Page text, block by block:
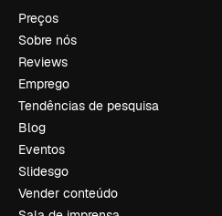
Preços
Sobre nós
Reviews
Emprego
Tendências de pesquisa
Blog
Eventos
Slidesgo
Vender conteúdo